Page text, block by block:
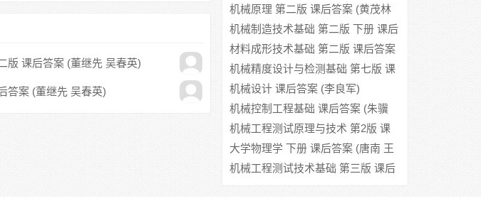
版 课后答案 (董继先 吴春英)
答案 (董继先 吴春英)
答案 (刘英 袁绩乾)
机械原理 第二版 课后答案 (黄茂林
秦伟)
机械制造技术基础 第二版 下册 课后
答案 (刘英 袁绩乾)
材料成形技术基础 第二版 课后答案
(胡亚民 申荣华)
机械精度设计与检测基础 第七版 课
后答案 (刘品 陈军)
机械设计 课后答案 (李良军)
机械控制工程基础 课后答案 (朱骥
北)
机械工程测试原理与技术 第2版 课
后答案 (秦树人 张明洪)
大学物理学 下册 课后答案 (唐南 王
佳眉)
机械工程测试技术基础 第三版 课后